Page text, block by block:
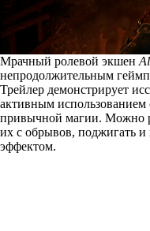
Мрачный ролевой экшен
непродолжительным
Трейлер демонстрирует
активным
привычной магии. Можно
их с обрывов, поджигать и
эффектом.